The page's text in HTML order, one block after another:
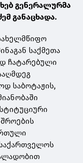
გენერალურმა
განაცხადა.
საქმეთა
ჩატარებული
საბოტაჟის,